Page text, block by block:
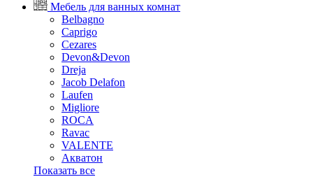
Мебель для ванных комнат
Belbagno
Caprigo
Cezares
Devon&Devon
Dreja
Jacob Delafon
Laufen
Migliore
ROCA
Rаvac
VALENTE
Акватон
Показать все